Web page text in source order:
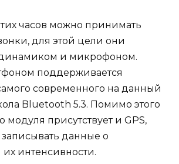
часов можно принимать
для этой цели они
и микрофоном.
поддерживается
современного на данный
Bluetooth 5.3. Помимо этого
модуля присутствует и GPS,
данные о
интенсивности.